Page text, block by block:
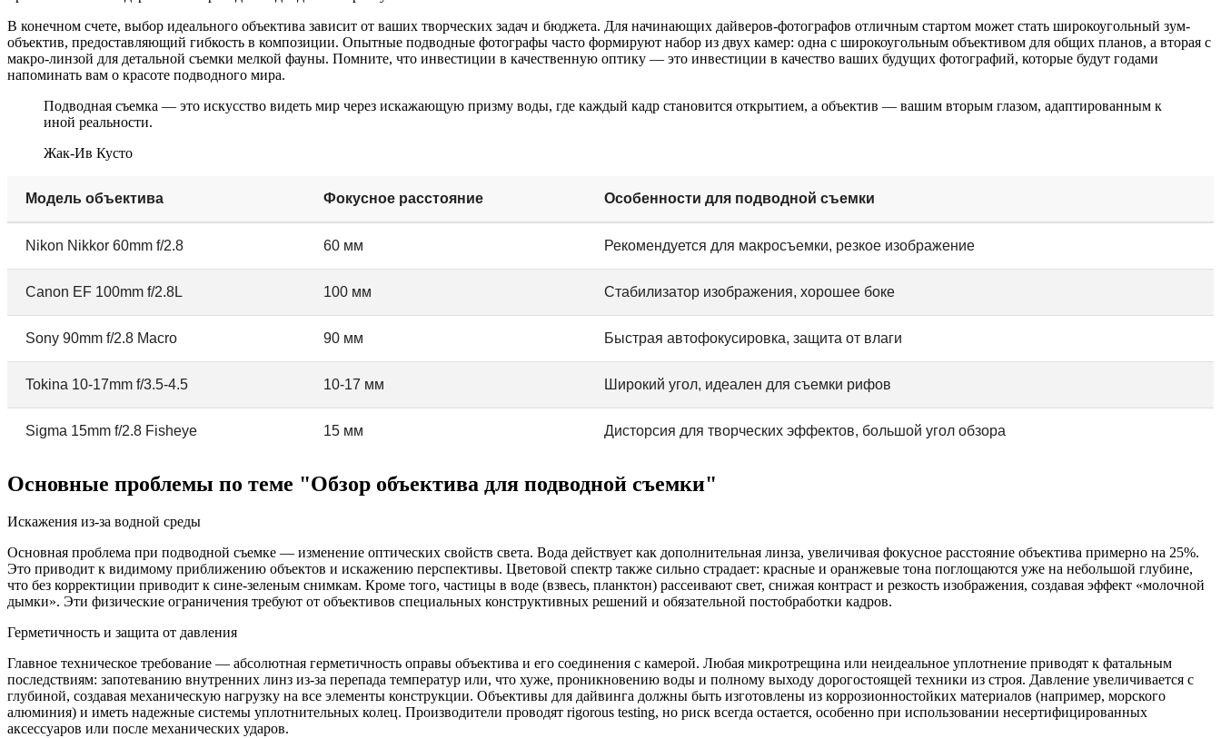
В конечном счете, выбор идеального объектива зависит от ваших творческих задач и бюджета. Для начинающих дайверов-фотографов отличным стартом может стать широкоугольный зум-
объектив, предоставляющий гибкость в композиции. Опытные подводные фотографы часто формируют набор из двух камер: одна с широкоугольным объективом для общих планов, а вторая с
макро-линзой для детальной съемки мелкой фауны. Помните, что инвестиции в качественную оптику — это инвестиции в качество ваших будущих фотографий, которые будут годами
напоминать вам о красоте подводного мира.
Подводная съемка — это искусство видеть мир через искажающую призму воды, где каждый кадр становится открытием, а объектив — вашим вторым глазом, адаптированным к
иной реальности.
Жак-Ив Кусто
Модель объектива Фокусное расстояние Особенности для подводной съемки
Nikon Nikkor 60mm f/2.8 60 мм Рекомендуется для макросъемки, резкое изображение
Canon EF 100mm f/2.8L 100 мм Стабилизатор изображения, хорошее боке
Sony 90mm f/2.8 Macro 90 мм Быстрая автофокусировка, защита от влаги
Tokina 10-17mm f/3.5-4.5 10-17 мм Широкий угол, идеален для съемки рифов
Sigma 15mm f/2.8 Fisheye 15 мм Дисторсия для творческих эффектов, большой угол обзора
Основные проблемы по теме "Обзор объектива для подводной съемки"
Искажения из-за водной среды
Основная проблема при подводной съемке — изменение оптических свойств света. Вода действует как дополнительная линза, увеличивая фокусное расстояние объектива примерно на 25%.
Это приводит к видимому приближению объектов и искажению перспективы. Цветовой спектр также сильно страдает: красные и оранжевые тона поглощаются уже на небольшой глубине,
что без корректиции приводит к сине-зеленым снимкам. Кроме того, частицы в воде (взвесь, планктон) рассеивают свет, снижая контраст и резкость изображения, создавая эффект «молочной
дымки». Эти физические ограничения требуют от объективов специальных конструктивных решений и обязательной постобработки кадров.
Герметичность и защита от давления
Главное техническое требование — абсолютная герметичность оправы объектива и его соединения с камерой. Любая микротрещина или неидеальное уплотнение приводят к фатальным
последствиям: запотеванию внутренних линз из-за перепада температур или, что хуже, проникновению воды и полному выходу дорогостоящей техники из строя. Давление увеличивается с
глубиной, создавая механическую нагрузку на все элементы конструкции. Объективы для дайвинга должны быть изготовлены из коррозионностойких материалов (например, морского
алюминия) и иметь надежные системы уплотнительных колец. Производители проводят rigorous testing, но риск всегда остается, особенно при использовании несертифицированных
аксессуаров или после механических ударов.